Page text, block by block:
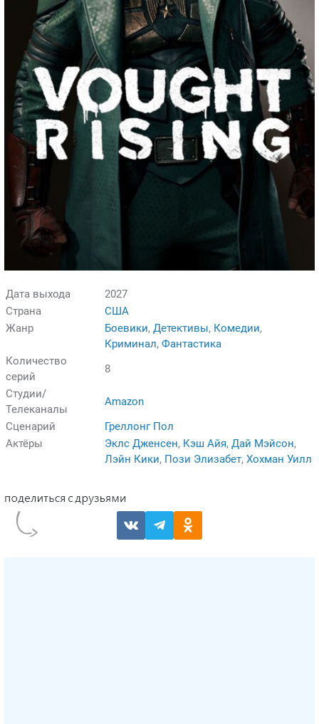
Дата выхода
2027
Страна
США
Жанр
Боевики, Детективы, Комедии,
Криминал, Фантастика
Количество
серий
8
Студии/
Телеканалы
Amazon
Сценарий
Греллонг Пол
Актёры
Эклс Дженсен, Кэш Айя, Дай Мэйсон,
Лэйн Кики, Пози Элизабет, Хохман Уилл